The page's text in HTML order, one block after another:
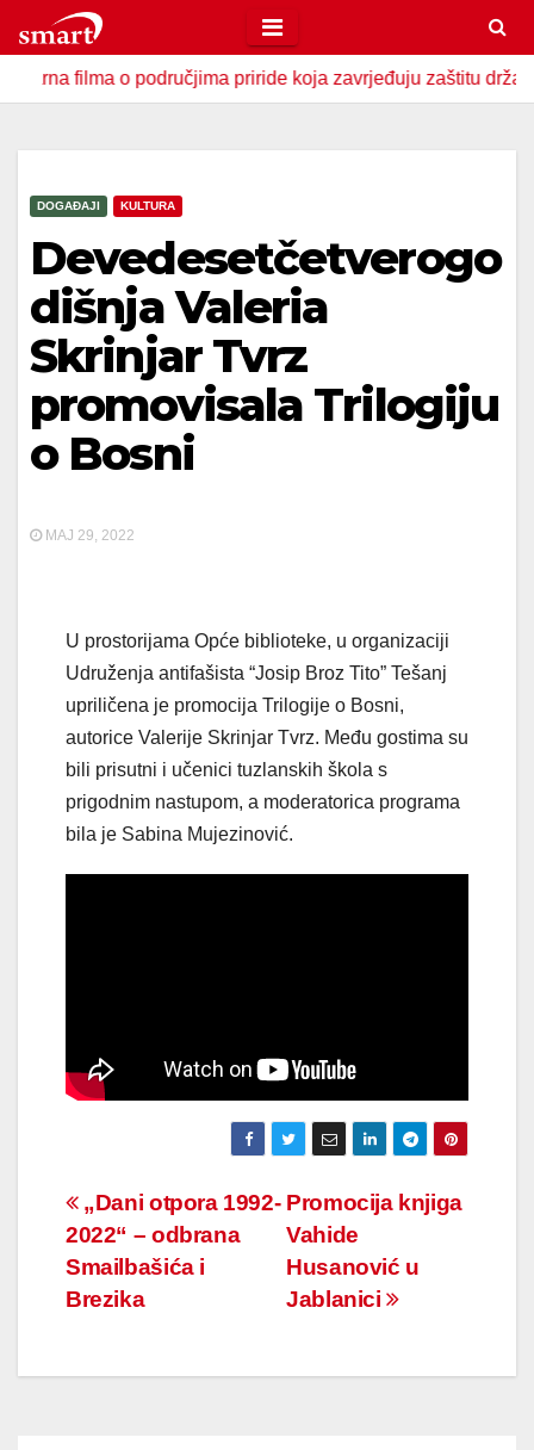
to
contento područjima priride koja zavrjeđuju zaštitu države
DOGAĐAJI KULTURA
Devedesetčetverogo
dišnja Valeria
Skrinjar Tvrz
promovisala Trilogiju
o Bosni
MAJ 29, 2022
U prostorijama Opće biblioteke, u organizaciji
Udruženja antifašista “Josip Broz Tito” Tešanj
upriličena je promocija Trilogije o Bosni,
autorice Valerije Skrinjar Tvrz. Među gostima su
bili prisutni i učenici tuzlanskih škola s
prigodnim nastupom, a moderatorica programa
bila je Sabina Mujezinović.
Navigacija
članaka
Promocija knjiga
Vahide
Husanović u
Jablanici
„Dani otpora 1992-
2022“ – odbrana
Smailbašića i
Brezika